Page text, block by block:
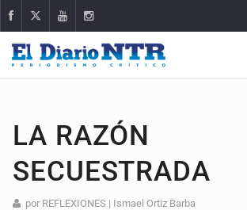
LA RAZÓN
SECUESTRADA
por REFLEXIONES | Ismael Ortiz Barba